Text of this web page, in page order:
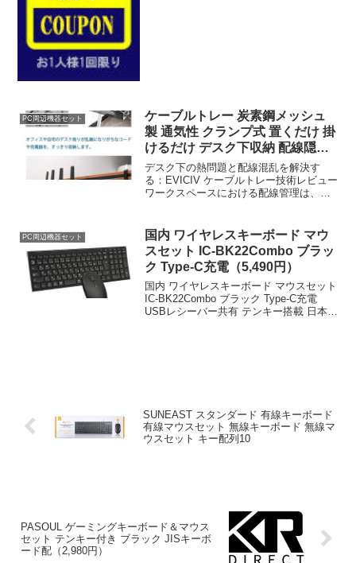
PC周辺機器セット
ケーブルトレー 炭素鋼メッシュ
製 通気性 クランプ式 置くだけ 掛
けるだけ デスク下収納 配線隠し
ブラッ
デスク下の熱問題と配線混乱を解決す
る：EVICIV ケーブルトレー技術レビュー
ワークスペースにおける配線管理は、単
ある。特にデスク下に電源タップやアダ
プターを無造作に配...
PC周辺機器セット
国内 ワイヤレスキーボード マウ
スセット IC-BK22Combo ブラッ
ク Type-C充電（5,490円）
国内 ワイヤレスキーボード マウスセット
IC-BK22Combo ブラック Type-C充電
USBレシーバー共有 テンキー搭載 日本語
SUNEAST スタンダード 有線キーボード
有線マウスセット 無線キーボード 無線マ
ウスセット キー配列10
PASOUL ゲーミングキーボード＆マウス
セット テンキー付き ブラック JISキーボ
ード配（2,980円）